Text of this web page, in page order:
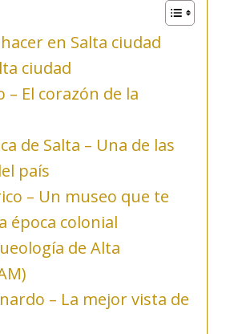
en Salta ciudad
ciudad
– El corazón de la
de Salta – Una de las
país
– Un museo que te
época colonial
de Alta
– La mejor vista de